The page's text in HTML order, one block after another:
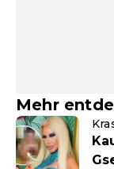
Mehr